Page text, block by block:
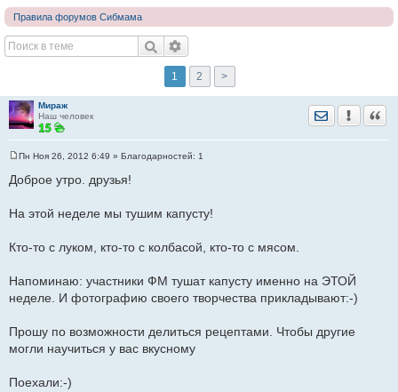
Правила форумов Сибмама
1 2 >
Мираж
Наш человек
Отправить
о
е
е
Пн Ноя 26, 2012 6:49 » Благодарностей: 1
Доброе утро. друзья!
На этой неделе мы тушим капусту!
Кто-то с луком, кто-то с колбасой, кто-то с мясом.
Напоминаю: участники ФМ тушат капусту именно на ЭТОЙ
неделе. И фотографию своего творчества прикладывают:-)
Прошу по возможности делиться рецептами. Чтобы другие
могли научиться у вас вкусному
Поехали:-)